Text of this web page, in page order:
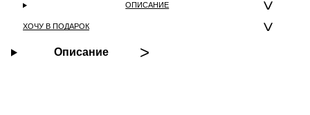
ОПИСАНИЕ
ХОЧУ В ПОДАРОК
Описание